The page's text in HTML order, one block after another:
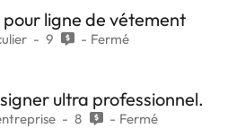
ligne de vétement
9 Fermé
ultra professionnel.
8 Fermé